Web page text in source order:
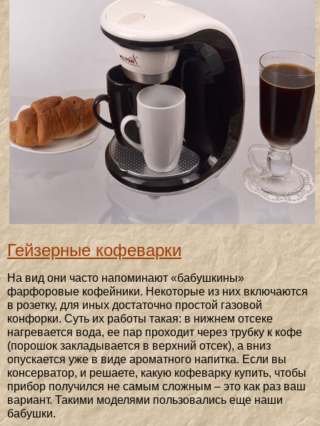
Гейзерные кофеварки
На вид они часто напоминают «бабушкины»
фарфоровые кофейники. Некоторые из них включаются
в розетку, для иных достаточно простой газовой
конфорки. Суть их работы такая: в нижнем отсеке
нагревается вода, ее пар проходит через трубку к кофе
(порошок закладывается в верхний отсек), а вниз
опускается уже в виде ароматного напитка. Если вы
консерватор, и решаете, какую кофеварку купить, чтобы
прибор получился не самым сложным – это как раз ваш
вариант. Такими моделями пользовались еще наши
бабушки.